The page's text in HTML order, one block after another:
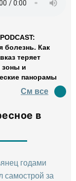
болезнь. Как
теряет
зоны и
панорамы
См все
в